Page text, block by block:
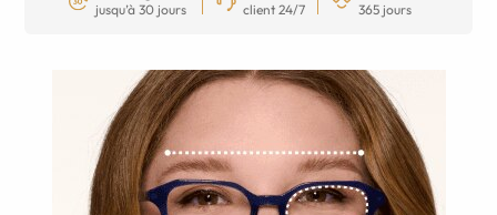
jusqu’à 30 jours
client 24/7
365 jours